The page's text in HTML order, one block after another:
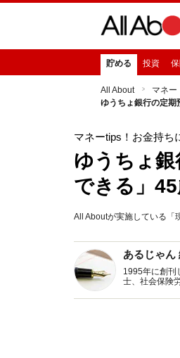
貯める 投資
All About マネー
ゆうちょ銀行の定期
マネーtips！お金持ち
ゆうちょ
できる」
All Aboutが実施している「
あるじゃん
1995年に創刊
士、社会保険